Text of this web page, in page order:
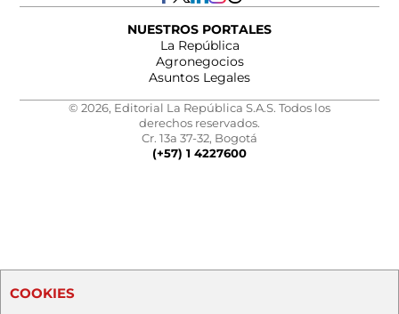
NUESTROS PORTALES
La República
Agronegocios
Asuntos Legales
© 2026, Editorial La República S.A.S. Todos los
derechos reservados.
Cr. 13a 37-32, Bogotá
(+57) 1 4227600
COOKIES